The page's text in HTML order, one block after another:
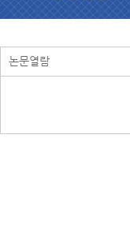
논문열람